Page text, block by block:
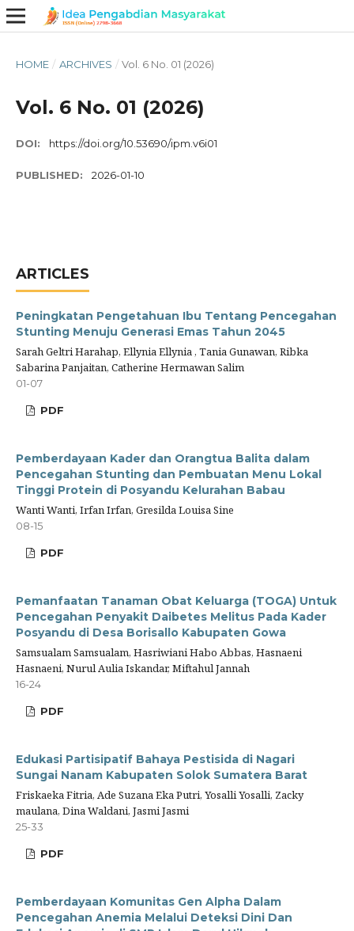
HOME / ARCHIVES / Vol. 6 No. 01 (2026)
Vol. 6 No. 01 (2026)
DOI: https://doi.org/10.53690/ipm.v6i01
PUBLISHED: 2026-01-10
ARTICLES
Peningkatan Pengetahuan Ibu Tentang Pencegahan
Stunting Menuju Generasi Emas Tahun 2045
Sarah Geltri Harahap, Ellynia Ellynia , Tania Gunawan, Ribka
Sabarina Panjaitan, Catherine Hermawan Salim
01-07
PDF
Pemberdayaan Kader dan Orangtua Balita dalam
Pencegahan Stunting dan Pembuatan Menu Lokal
Tinggi Protein di Posyandu Kelurahan Babau
Wanti Wanti, Irfan Irfan, Gresilda Louisa Sine
08-15
PDF
Pemanfaatan Tanaman Obat Keluarga (TOGA) Untuk
Pencegahan Penyakit Daibetes Melitus Pada Kader
Posyandu di Desa Borisallo Kabupaten Gowa
Samsualam Samsualam, Hasriwiani Habo Abbas, Hasnaeni
Hasnaeni, Nurul Aulia Iskandar, Miftahul Jannah
16-24
PDF
Edukasi Partisipatif Bahaya Pestisida di Nagari
Sungai Nanam Kabupaten Solok Sumatera Barat
Friskaeka Fitria, Ade Suzana Eka Putri, Yosalli Yosalli, Zacky
maulana, Dina Waldani, Jasmi Jasmi
25-33
PDF
Pemberdayaan Komunitas Gen Alpha Dalam
Pencegahan Anemia Melalui Deteksi Dini Dan